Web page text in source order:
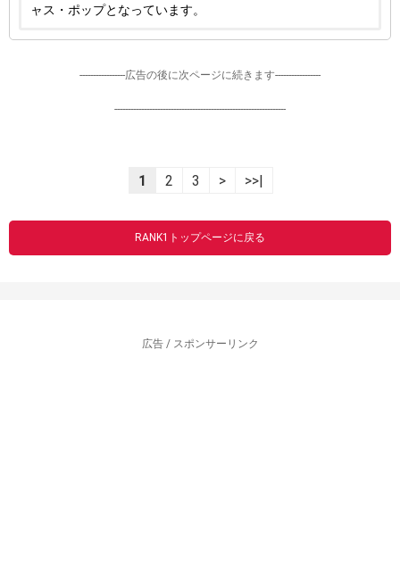
ャス・ポップとなっています。
-----------------広告の後に次ページに続きます-----------------
----------------------------------------------------------------
1 2 3 > >>|
RANK1トップページに戻る
広告 / スポンサーリンク